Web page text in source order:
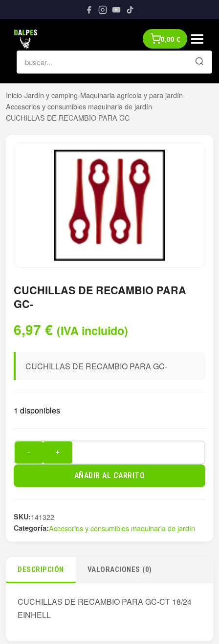
0,00 €
Inicio›Jardín y camping›Maquinaria agrícola y para jardín›
Accesorios y consumibles maquinaria de jardín›
CUCHILLAS DE RECAMBIO PARA GC-
CUCHILLAS DE RECAMBIO PARA
GC-
6,97 € (IVA incluido)
CUCHILLAS DE RECAMBIO PARA GC-
1 disponibles
CUCHILLAS
DE
RECAMBIO
cantidad
- +
AÑADIR AL CARRITO
SKU:141322
Categoría:Accesorios y consumibles maquinaria de jardín
DESCRIPCIÓN VALORACIONES (0)
CUCHILLAS DE RECAMBIO PARA GC-CT 18/24
EINHELL